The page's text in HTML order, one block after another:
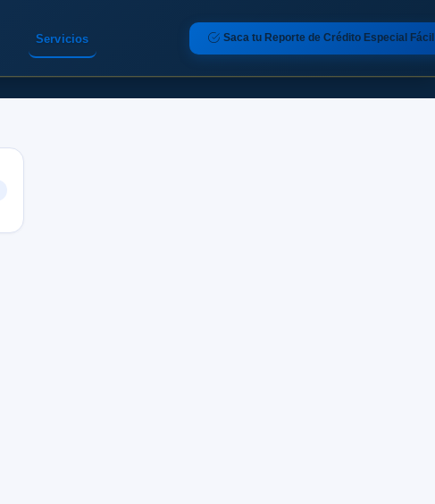
Servicios Saca tu Reporte de Crédito Especial Fácil